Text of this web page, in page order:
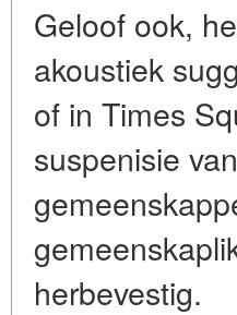
Geloof ook,
akoustiek
of in Times
suspenisie
herbevestig.